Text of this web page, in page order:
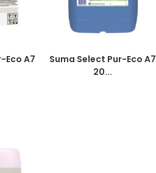
Eco A7
Suma Select Pur-Eco A7
20...